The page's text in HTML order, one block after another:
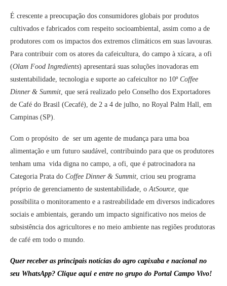
É crescente a preocupação dos consumidores globais por produtos
cultivados e fabricados com respeito socioambiental, assim como a de
produtores com os impactos dos extremos climáticos em suas lavouras.
Para contribuir com os atores da cafeicultura, do campo à xícara, a ofi
(Olam Food Ingredients) apresentará suas soluções inovadoras em
sustentabilidade, tecnologia e suporte ao cafeicultor no 10º Coffee
Dinner & Summit, que será realizado pelo Conselho dos Exportadores
de Café do Brasil (Cecafé), de 2 a 4 de julho, no Royal Palm Hall, em
Campinas (SP).
Com o propósito de ser um agente de mudança para uma boa
alimentação e um futuro saudável, contribuindo para que os produtores
tenham uma vida digna no campo, a ofi, que é patrocinadora na
Categoria Prata do Coffee Dinner & Summit, criou seu programa
próprio de gerenciamento de sustentabilidade, oAtSource, que
possibilita o monitoramento e a rastreabilidade em diversos indicadores
sociais e ambientais, gerando um impacto significativo nos meios de
subsistência dos agricultores e no meio ambiente nas regiões produtoras
de café em todo o mundo.
Quer receber as principais notícias do agro capixaba e nacional no
seu WhatsApp? Clique aqui e entre no grupo do Portal Campo Vivo!